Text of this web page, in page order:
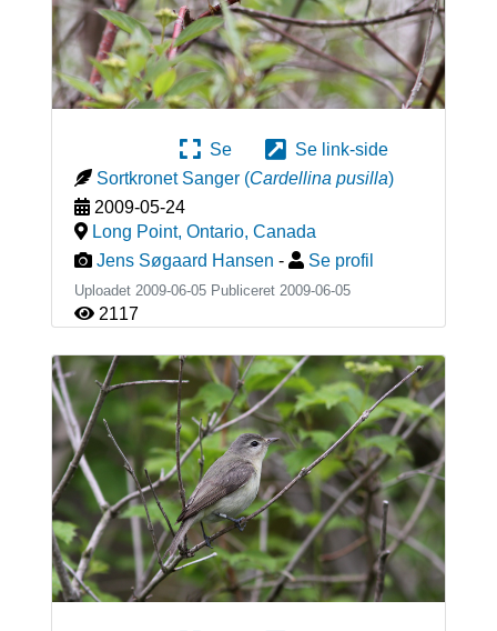
Se
Se link-side
Sortkronet Sanger (Cardellina pusilla)
2009-05-24
Long Point, Ontario, Canada
Jens Søgaard Hansen - Se profil
Uploadet 2009-06-05 Publiceret 2009-06-05
2117